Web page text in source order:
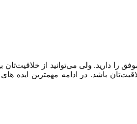
را دارید. ولی می‌توانید از